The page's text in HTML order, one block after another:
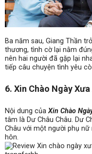
Ba năm sau, Giang Thần
thương, tình cờ lại nằm
nên hai người đã gặp lại
tiếp câu chuyện tình yêu
6. Xin Chào Ngày Xưa
Nội dung củaXin Chào
tâm là Dư Châu Châu. Dư
Châu với một người phụ
hôn.